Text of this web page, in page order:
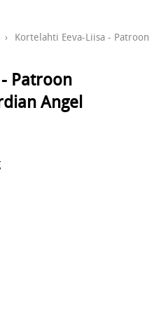
› Kortelahti Eeva-Liisa - Patroon
Patroon
Angel